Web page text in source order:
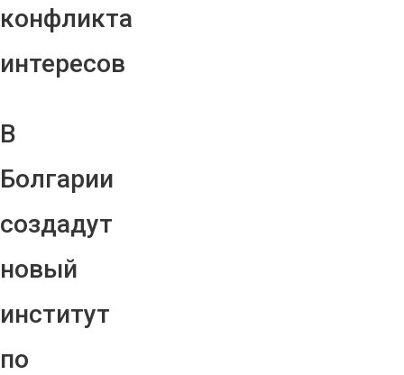
конфликта
интересов
В
Болгарии
создадут
новый
институт
по